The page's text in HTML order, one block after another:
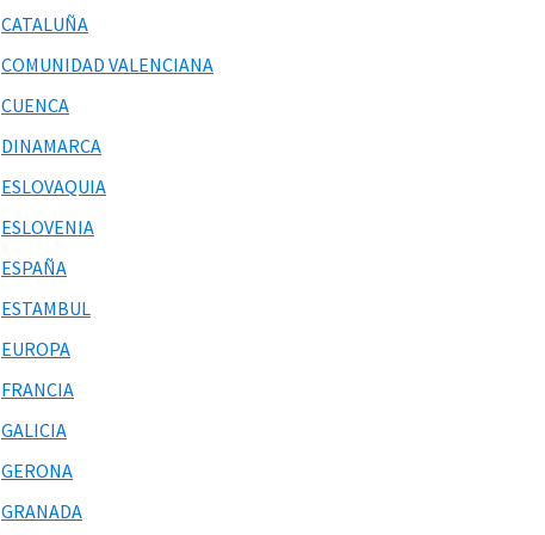
CATALUÑA
COMUNIDAD VALENCIANA
CUENCA
DINAMARCA
ESLOVAQUIA
ESLOVENIA
ESPAÑA
ESTAMBUL
EUROPA
FRANCIA
GALICIA
GERONA
GRANADA